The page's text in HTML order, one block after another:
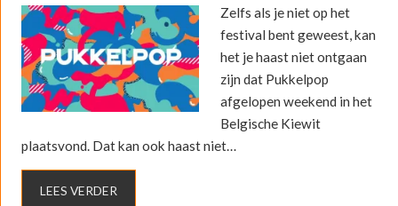
Zelfs als je niet op het
festival bent geweest, kan
het je haast niet ontgaan
zijn dat Pukkelpop
afgelopen weekend in het
Belgische Kiewit
plaatsvond. Dat kan ook haast niet…
LEES VERDER